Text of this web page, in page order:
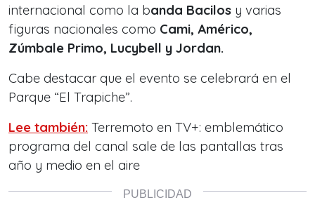
internacional como la banda Bacilos y varias
figuras nacionales como Cami, Américo,
Zúmbale Primo, Lucybell y Jordan.
Cabe destacar que el evento se celebrará en el
Parque “El Trapiche”.
Lee también: Terremoto en TV+: emblemático
programa del canal sale de las pantallas tras
año y medio en el aire